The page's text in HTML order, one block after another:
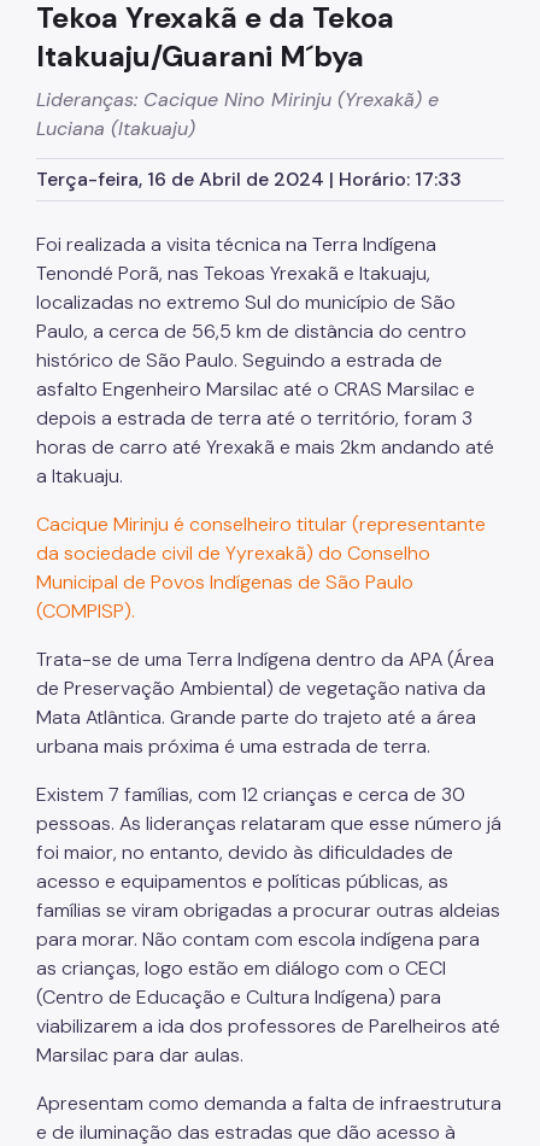
Tekoa Yrexakã e da Tekoa
Itakuaju/Guarani M´bya
Lideranças: Cacique Nino Mirinju (Yrexakã) e
Luciana (Itakuaju)
Terça-feira, 16 de Abril de 2024 | Horário: 17:33
Foi realizada a visita técnica na Terra Indígena
Tenondé Porã, nas Tekoas Yrexakã e Itakuaju,
localizadas no extremo Sul do município de São
Paulo, a cerca de 56,5 km de distância do centro
histórico de São Paulo. Seguindo a estrada de
asfalto Engenheiro Marsilac até o CRAS Marsilac e
depois a estrada de terra até o território, foram 3
horas de carro até Yrexakã e mais 2km andando até
a Itakuaju.
Cacique Mirinju é conselheiro titular (representante
da sociedade civil de Yyrexakã) do Conselho
Municipal de Povos Indígenas de São Paulo
(COMPISP).
Trata-se de uma Terra Indígena dentro da APA (Área
de Preservação Ambiental) de vegetação nativa da
Mata Atlântica. Grande parte do trajeto até a área
urbana mais próxima é uma estrada de terra.
Existem 7 famílias, com 12 crianças e cerca de 30
pessoas. As lideranças relataram que esse número já
foi maior, no entanto, devido às dificuldades de
acesso e equipamentos e políticas públicas, as
famílias se viram obrigadas a procurar outras aldeias
para morar. Não contam com escola indígena para
as crianças, logo estão em diálogo com o CECI
(Centro de Educação e Cultura Indígena) para
viabilizarem a ida dos professores de Parelheiros até
Marsilac para dar aulas.
Apresentam como demanda a falta de infraestrutura
e de iluminação das estradas que dão acesso à